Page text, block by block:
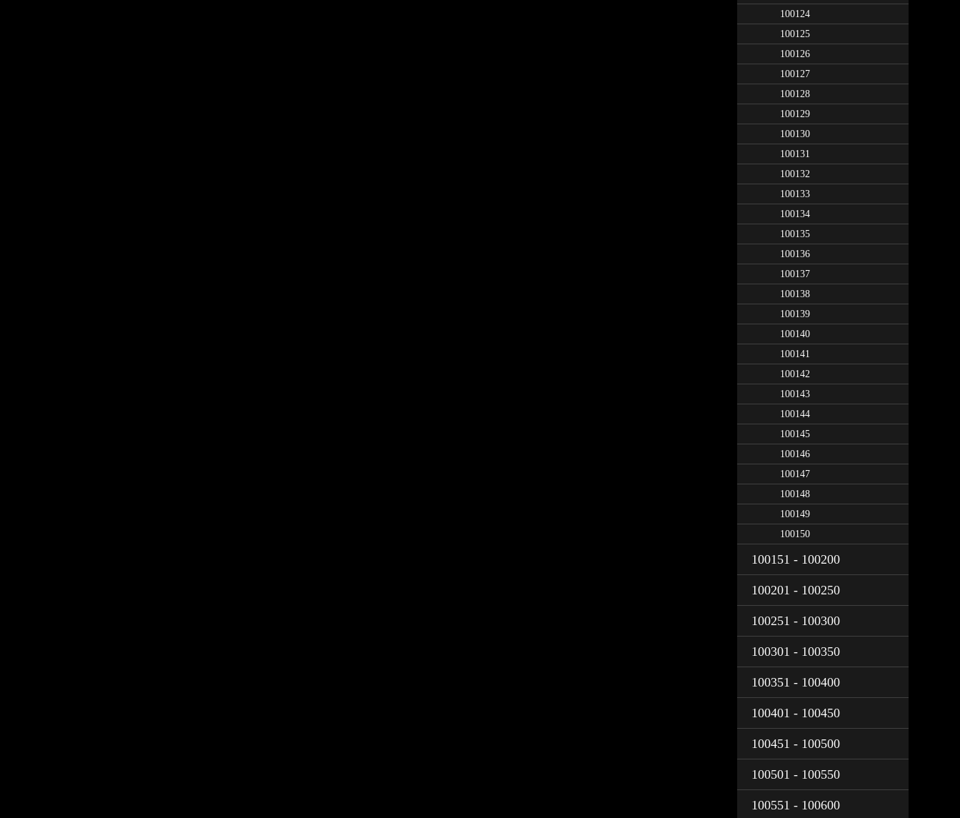
100124
100125
100126
100127
100128
100129
100130
100131
100132
100133
100134
100135
100136
100137
100138
100139
100140
100141
100142
100143
100144
100145
100146
100147
100148
100149
100150
100151 - 100200
100201 - 100250
100251 - 100300
100301 - 100350
100351 - 100400
100401 - 100450
100451 - 100500
100501 - 100550
100551 - 100600